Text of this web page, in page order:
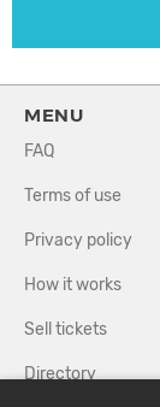
MENU
FAQ
Terms of use
Privacy policy
How it works
Sell tickets
Directory